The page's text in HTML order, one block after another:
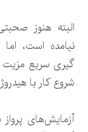
البته هنوز
نیامده است،
گیری سریع مزیت
شروع کار با
آزمایش‌های